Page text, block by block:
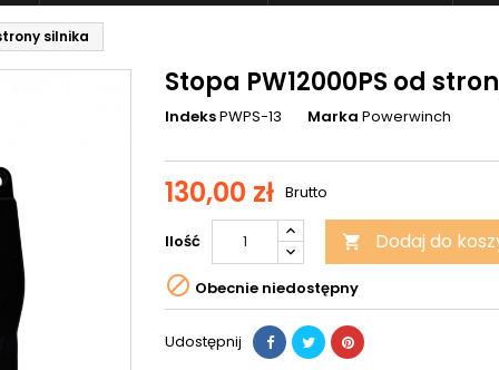
silnika
Stopa PW12000PS od
IndeksPWPS-13 Marka Powerwinch
130,00 zł Brutto
Ilość  Dodaj do
 Obecnie niedostępny
Udostępnij